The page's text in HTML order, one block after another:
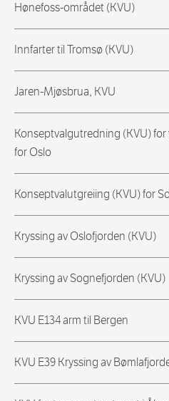
Hønefoss-området (KVU)
Innfarter til Tromsø (KVU)
Jaren-Mjøsbrua, KVU
Konseptvalgutredning (KVU)
for Oslo
Konseptvalutgreiing (KVU) for
Kryssing av Oslofjorden (KVU)
Kryssing av Sognefjorden (KVU)
KVU E134 arm til Bergen
KVU E39 Kryssing av